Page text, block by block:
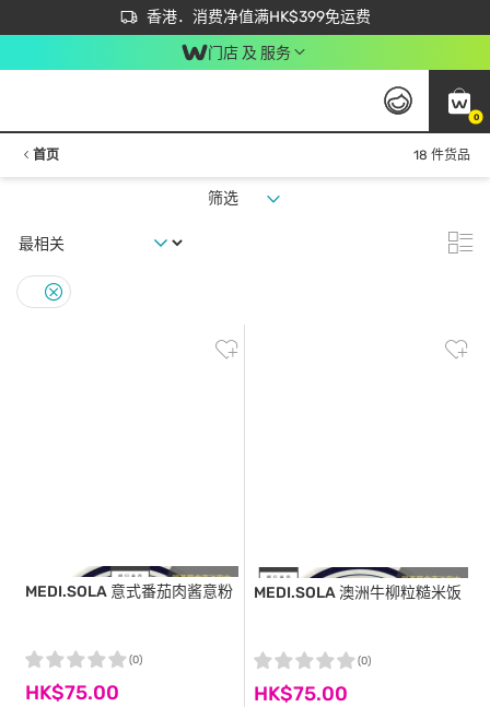
香港．消费净值满HK$399免运费
立即成为易赏钱会员尽享独家优惠
首次APP下单买满$450 输入 NEWAPP 即减$50
门店 及 服务
0
首页 18 件货品
筛选
MEDI.SOLA 意式番茄肉酱意粉
HK$75.00
(0)
MEDI.SOLA澳洲牛柳粒糙米饭
HK$75.00
(0)